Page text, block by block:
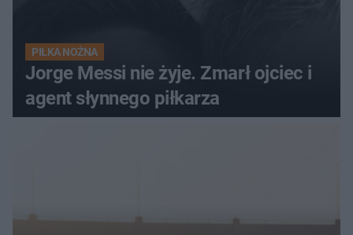
PIŁKA NOŻNA
Jorge Messi nie żyje. Zmarł ojciec i
agent słynnego piłkarza